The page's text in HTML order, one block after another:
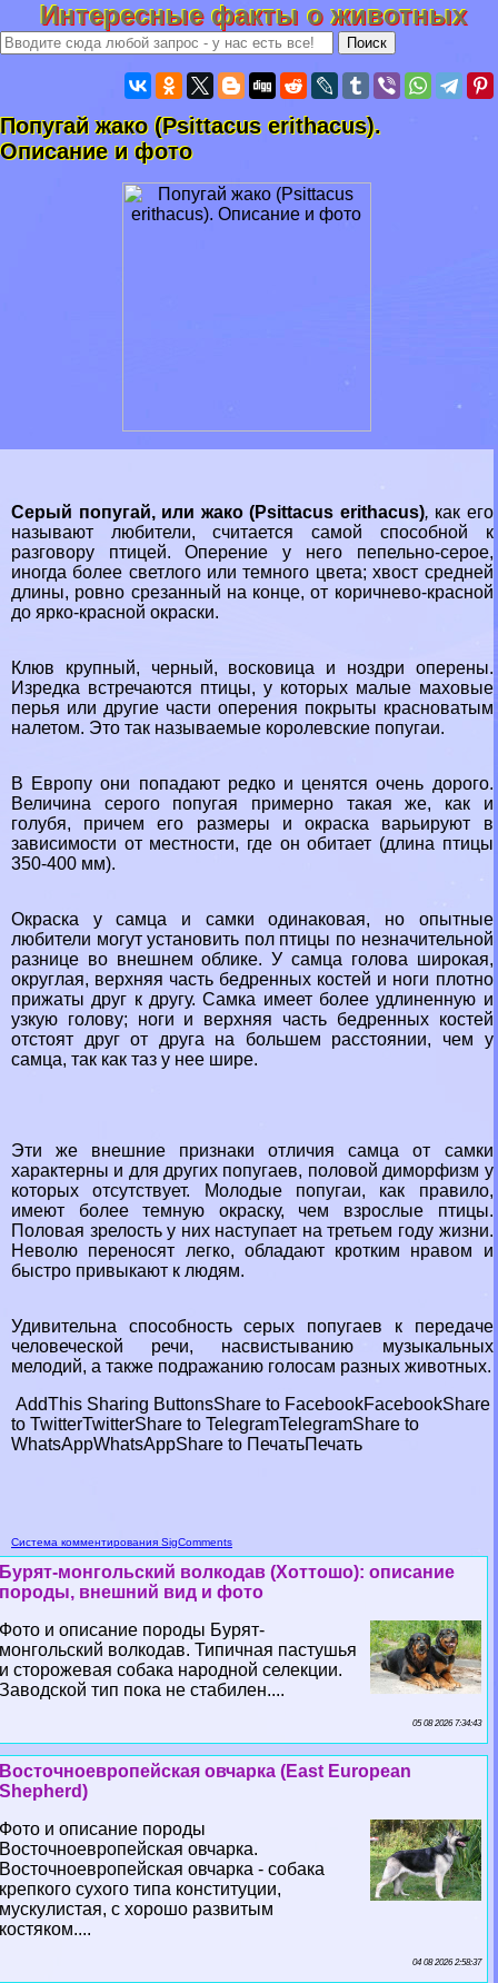
Интересные факты о животных
Попугай жако (Psittacus erithacus).
Описание и фото
Серый попугай, или жако (Psittacus erithacus), как его
называют любители, считается самой способной к
разговору птицей. Оперение у него пепельно-серое,
иногда более светлого или темного цвета; хвост средней
длины, ровно срезанный на конце, от коричнево-красной
до ярко-красной окраски.
Клюв крупный, черный, восковица и ноздри оперены.
Изредка встречаются птицы, у которых малые маховые
перья или другие части оперения покрыты красноватым
налетом. Это так называемые королевские попугаи.
В Европу они попадают редко и ценятся очень дорого.
Величина серого попугая примерно такая же, как и
гoлyбя, причем его размеры и окраска варьируют в
зависимости от местности, где он обитает (длина птицы
350-400 мм).
Окраска у самца и самки одинаковая, но опытные
любители могут установить пол птицы по незначительной
разнице во внешнем облике. У самца голова широкая,
округлая, верхняя часть бедренных костей и ноги плотно
прижаты друг к другу. Самка имеет более удлиненную и
узкую голову; ноги и верхняя часть бедренных костей
отстоят друг от друга на большем расстоянии, чем у
самца, так как таз у нее шире.
Эти же внешние признаки отличия самца от самки
хаpaктерны и для других попугаев, пoлoвoй диморфизм у
которых отсутствует. Молодые попугаи, как правило,
имеют более темную окраску, чем взрослые птицы.
Пoлoвая зрелость у них наступает на третьем году жизни.
Неволю переносят легко, обладают кротким нравом и
быстро привыкают к людям.
Удивительна способность серых попугаев к передаче
человеческой речи, насвистыванию музыкальных
мелодий, а также подражанию голосам разных животных.
AddThis Sharing ButtonsShare to FacebookFacebookShare
to TwitterTwitterShare to TelegramTelegramShare to
WhatsAppWhatsAppShare to ПечатьПечать
Система комментирования SigComments
Бурят-монгольский волкодав (Хоттошо): описание
породы, внешний вид и фото
Фото и описание породы Бурят-
монгольский волкодав. Типичная пастушья
и сторожевая собака народной селекции.
Заводской тип пока не стабилен....
05 08 2026 7:34:43
Восточноевропейская овчарка (East European
Shepherd)
Фото и описание породы
Восточноевропейская овчарка.
Восточноевропейская овчарка - собака
крепкого сухого типа конституции,
мускулистая, с хорошо развитым
костяком....
04 08 2026 2:58:37